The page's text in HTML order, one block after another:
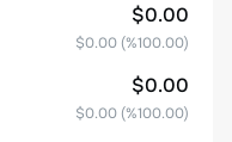
$0.00
$0.00 (%100.00)
$0.00
$0.00 (%100.00)